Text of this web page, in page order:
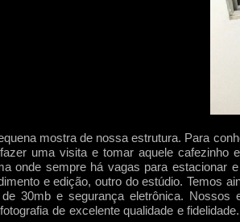
mostra de nossa estrutura. Para
uma visita e tomar aquele
onde sempre há vagas para estacionar
e edição, outro do estúdio. Temos
30mb e segurança eletrônica. Nossos
de excelente qualidade e